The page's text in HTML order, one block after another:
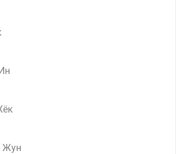
Жун